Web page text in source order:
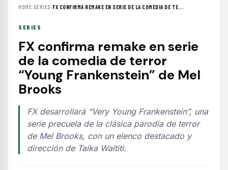
HOME› SERIES ›FX CONFIRMA REMAKE EN SERIE DE LA COMEDIA DE TE...
SERIES
FX confirma remake en serie
de la comedia de terror
“Young Frankenstein” de Mel
Brooks
FX desarrollará “Very Young Frankenstein”, una
serie precuela de la clásica parodia de terror
de Mel Brooks, con un elenco destacado y
dirección de Taika Waititi.